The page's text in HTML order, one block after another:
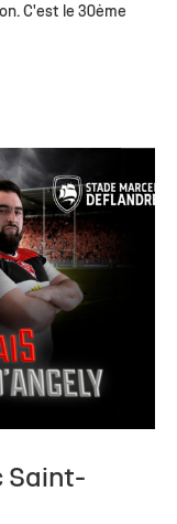
C'est le 30ème
Saint-